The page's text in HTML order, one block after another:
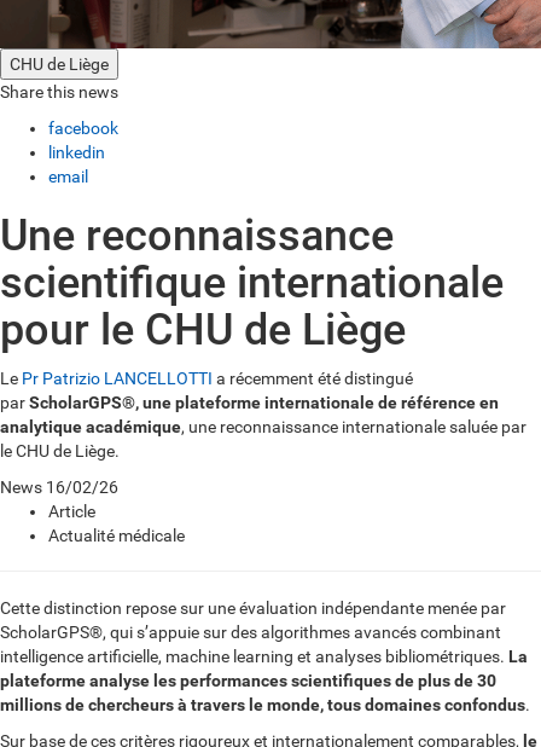
CHU de Liège
Share this news
facebook
linkedin
email
Une reconnaissance
scientifique internationale
pour le CHU de Liège
Le Pr Patrizio LANCELLOTTI a récemment été distingué
parScholarGPS®, une plateforme internationale de référence en
analytique académique, une reconnaissance internationale saluée par
le CHU de Liège.
News 16/02/26
Article
Actualité médicale
Cette distinction repose sur une évaluation indépendante menée par
ScholarGPS®, qui s’appuie sur des algorithmes avancés combinant
intelligence artificielle, machine learning et analyses bibliométriques. La
plateforme analyse les performances scientifiques de plus de 30
millions de chercheurs à travers le monde, tous domaines confondus.
Sur base de ces critères rigoureux et internationalement comparables, le